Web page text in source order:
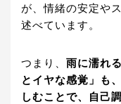
が、情緒の安定や
述べています。
つまり、 雨に濡れ
とイヤな感覚」も
しむことで、自己